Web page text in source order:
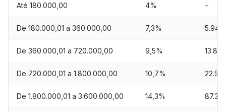
Até 180.000,00 4% –
De 180.000,01 a 360.000,00 7,3%
De 360.000,01 a 720.000,00 9,5%
De 720.000,01 a 1.800.000,00 10,7%
De 1.800.000,01 a 3.600.000,00 14,3%